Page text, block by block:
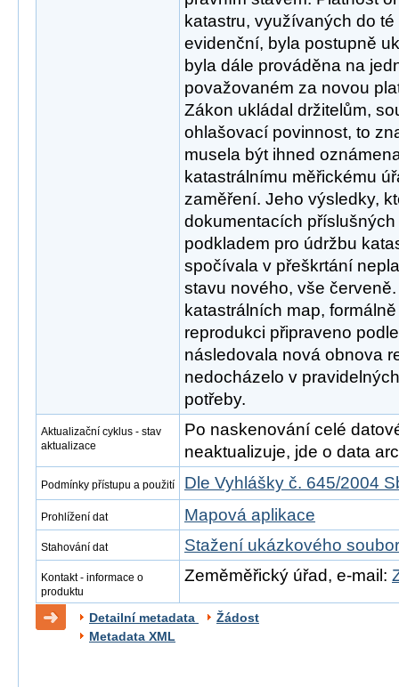
katastru, využívaných do
evidenční, byla postupně
byla dále prováděna na
považovaném za novou
Zákon ukládal držitelům,
ohlašovací povinnost, to
musela být ihned
katastrálnímu měřickému
zaměření. Jeho výsledky,
dokumentacích
podkladem pro údržbu
spočívala v přeškrtání
stavu nového, vše
katastrálních map,
reprodukci připraveno
následovala nová obnova
nedocházelo v
potřeby.
Aktualizační cyklus - stav
aktualizace
Po naskenování celé
neaktualizuje, jde o data
Podmínky přístupu a použití Dle Vyhlášky č. 645/2004
Prohlížení dat Mapová aplikace
Stahování dat Stažení ukázkového
Kontakt - informace o
produktu
Zeměměřický úřad, e-mail:
Detailní metadata
Žádost
Metadata XML